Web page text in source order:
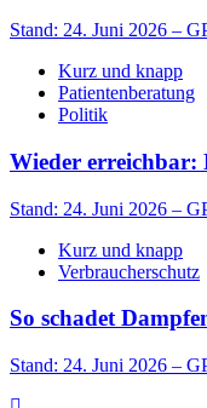
Stand: 24. Juni 2026 –
Kurz und knapp
Patientenberatung
Politik
Wieder erreichbar:
Stand: 24. Juni 2026 –
Kurz und knapp
Verbraucherschutz
So schadet
Stand: 24. Juni 2026 –